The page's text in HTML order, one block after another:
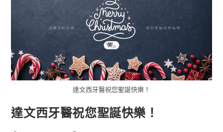
達文西牙醫祝您聖誕快樂！
達文西牙醫祝您聖誕快樂！